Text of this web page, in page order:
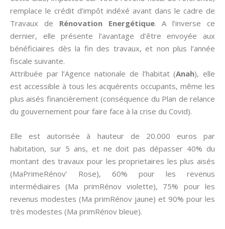
remplace le crédit d’impôt indéxé avant dans le cadre de
Travaux de Rénovation Energétique. A l’inverse ce
dernier, elle présente l’avantage d’être envoyée aux
bénéficiaires dès la fin des travaux, et non plus l’année
fiscale suivante.
Attribuée par l’Agence nationale de l’habitat (Anah), elle
est accessible à tous les acquérents occupants, même les
plus aisés financièrement (conséquence du Plan de relance
du gouvernement pour faire face à la crise du Covid).
Elle est autorisée à hauteur de 20.000 euros par
habitation, sur 5 ans, et ne doit pas dépasser 40% du
montant des travaux pour les proprietaires les plus aisés
(MaPrimeRénov’ Rose), 60% pour les revenus
intermédiaires (Ma primRénov violette), 75% pour les
revenus modestes (Ma primRénov jaune) et 90% pour les
très modestes (Ma primRénov bleue).